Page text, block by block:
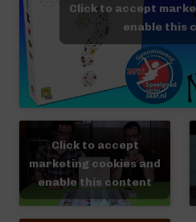
Click to accept
enable this
Click to accept
marketing cookies and
enable this content